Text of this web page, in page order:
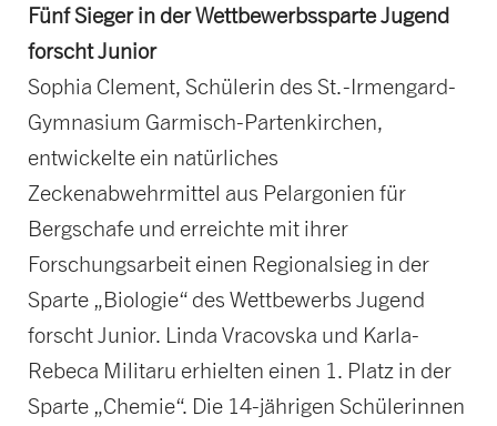
Fünf Sieger in der Wettbewerbssparte Jugend
forscht Junior
Sophia Clement, Schülerin des St.-Irmengard-
Gymnasium Garmisch-Partenkirchen,
entwickelte ein natürliches
Zeckenabwehrmittel aus Pelargonien für
Bergschafe und erreichte mit ihrer
Forschungsarbeit einen Regionalsieg in der
Sparte „Biologie“ des Wettbewerbs Jugend
forscht Junior. Linda Vracovska und Karla-
Rebeca Militaru erhielten einen 1. Platz in der
Sparte „Chemie“. Die 14-jährigen Schülerinnen